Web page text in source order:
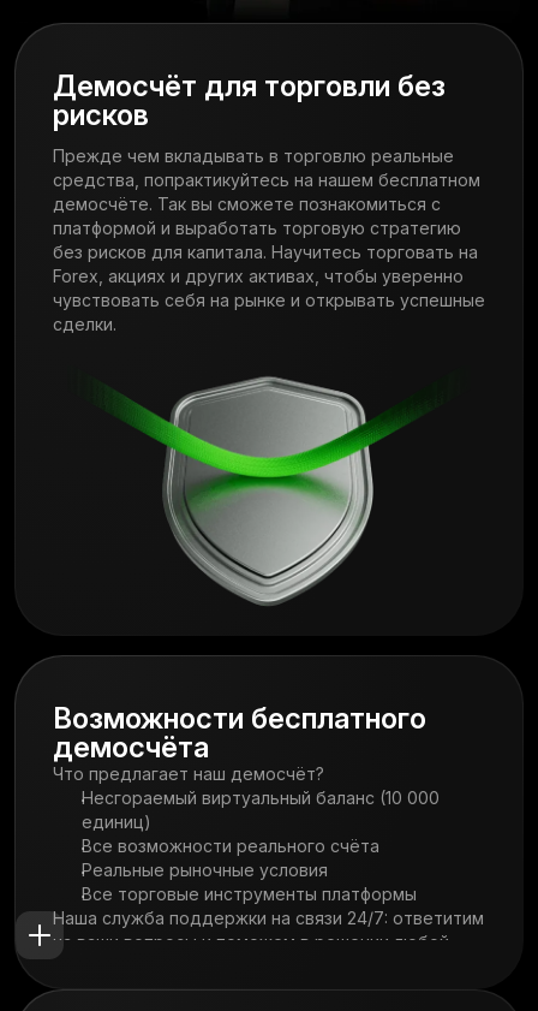
Демосчёт для торговли без
рисков
Прежде чем вкладывать в торговлю реальные
средства, попрактикуйтесь на нашем бесплатном
демосчёте. Так вы сможете познакомиться с
платформой и выработать торговую стратегию
без рисков для капитала. Научитесь торговать на
Forex, акциях и других активах, чтобы уверенно
чувствовать себя на рынке и открывать успешные
сделки.
Возможности бесплатного
демосчёта
Что предлагает наш демосчёт?
Несгораемый виртуальный баланс (10 000
единиц)
Все возможности реального счёта
Реальные рыночные условия
Все торговые инструменты платформы
Наша служба поддержки на связи 24/7: ответитим
на ваши вопросы и поможем в решении любой